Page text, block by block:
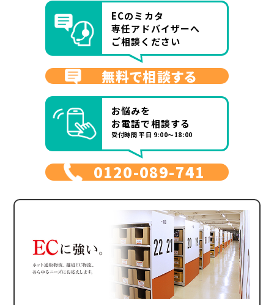
ECのミカタ
専任アドバイザーへ
ご相談ください
無料で相談する
お悩みを
お電話で相談する
受付時間 平日 9:00～18:00
0120-089-741